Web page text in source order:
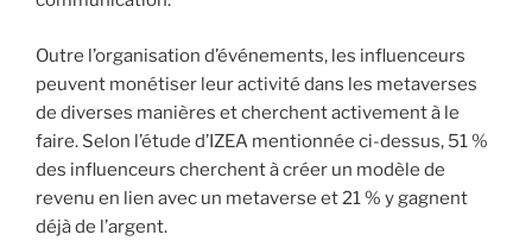
Outre l’organisation d’événements, les influenceurs
peuvent monétiser leur activité dans les metaverses
de diverses manières et cherchent activement à le
faire. Selon l’étude d’IZEA mentionnée ci-dessus, 51 %
des influenceurs cherchent à créer un modèle de
revenu en lien avec un metaverse et 21 % y gagnent
déjà de l’argent.